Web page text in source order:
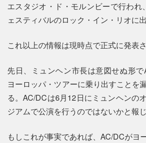
エスタジオ・ド・モルンビーで行われ
ェスティバルのロック・イン・リオに
これ以上の情報は現時点で正式に発表
先日、ミュンヘン市長は意図せぬ形
ヨーロッパ・ツアーに乗り出すことを
る。AC/DCは6月12日にミュンヘンの
ジアムで公演を行うのではないかと報
もしこれが事実であれば、AC/DCがヨ